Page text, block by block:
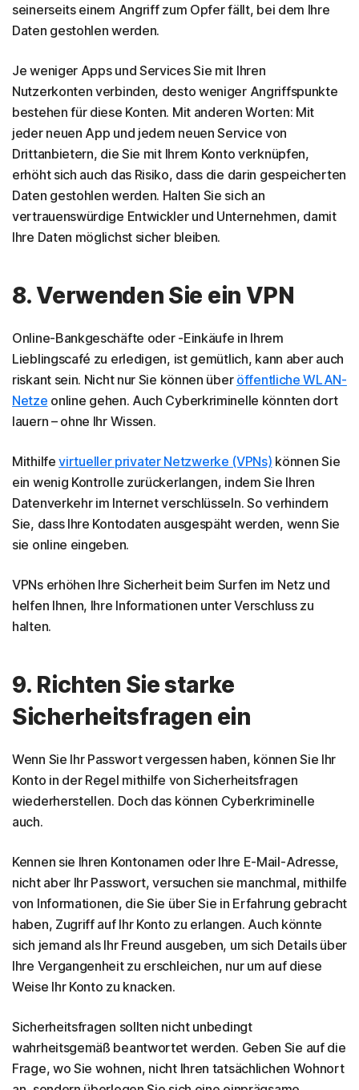
seinerseits einem Angriff zum Opfer fällt, bei dem Ihre
Daten gestohlen werden.
Je weniger Apps und Services Sie mit Ihren
Nutzerkonten verbinden, desto weniger Angriffspunkte
bestehen für diese Konten. Mit anderen Worten: Mit
jeder neuen App und jedem neuen Service von
Drittanbietern, die Sie mit Ihrem Konto verknüpfen,
erhöht sich auch das Risiko, dass die darin gespeicherten
Daten gestohlen werden. Halten Sie sich an
vertrauenswürdige Entwickler und Unternehmen, damit
Ihre Daten möglichst sicher bleiben.
8. Verwenden Sie ein VPN
Online-Bankgeschäfte oder -Einkäufe in Ihrem
Lieblingscafé zu erledigen, ist gemütlich, kann aber auch
riskant sein. Nicht nur Sie können über öffentliche WLAN-
Netze online gehen. Auch Cyberkriminelle könnten dort
lauern – ohne Ihr Wissen.
Mithilfevirtueller privater Netzwerke (VPNs) können Sie
ein wenig Kontrolle zurückerlangen, indem Sie Ihren
Datenverkehr im Internet verschlüsseln. So verhindern
Sie, dass Ihre Kontodaten ausgespäht werden, wenn Sie
sie online eingeben.
VPNs erhöhen Ihre Sicherheit beim Surfen im Netz und
helfen Ihnen, Ihre Informationen unter Verschluss zu
halten.
9. Richten Sie starke
Sicherheitsfragen ein
Wenn Sie Ihr Passwort vergessen haben, können Sie Ihr
Konto in der Regel mithilfe von Sicherheitsfragen
wiederherstellen. Doch das können Cyberkriminelle
auch.
Kennen sie Ihren Kontonamen oder Ihre E-Mail-Adresse,
nicht aber Ihr Passwort, versuchen sie manchmal, mithilfe
von Informationen, die Sie über Sie in Erfahrung gebracht
haben, Zugriff auf Ihr Konto zu erlangen. Auch könnte
sich jemand als Ihr Freund ausgeben, um sich Details über
Ihre Vergangenheit zu erschleichen, nur um auf diese
Weise Ihr Konto zu knacken.
Sicherheitsfragen sollten nicht unbedingt
wahrheitsgemäß beantwortet werden. Geben Sie auf die
Frage, wo Sie wohnen, nicht Ihren tatsächlichen Wohnort